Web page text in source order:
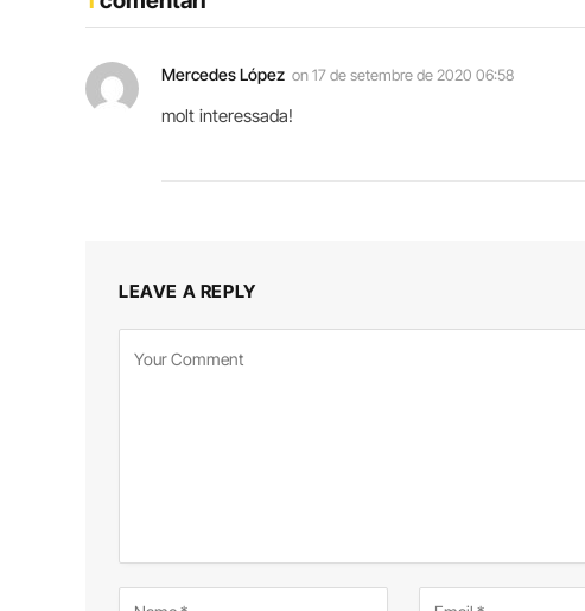
Mercedes López on17 de setembre de 2020 06:58
molt interessada!
LEAVE A REPLY